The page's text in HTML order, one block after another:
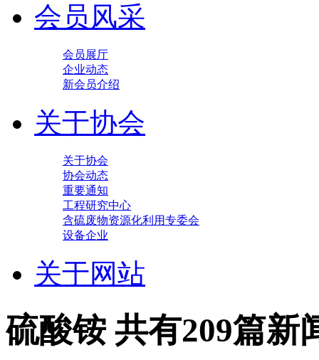
会员风采
会员展厅
企业动态
新会员介绍
关于协会
关于协会
协会动态
重要通知
工程研究中心
含硫废物资源化利用专委会
设备企业
关于网站
硫酸铵 共有209篇新